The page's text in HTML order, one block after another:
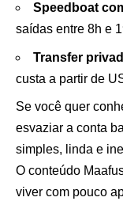
Speedboat
saídas entre 8h e
Transfer
custa a partir de
Se você quer
esvaziar a conta
simples, linda e
O conteúdo
viver com pouco